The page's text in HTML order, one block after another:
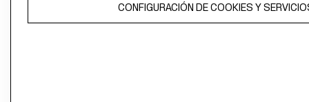
El contenido de esta página web está protegido por copyright y es
CONFIGURACIÓN DE COOKIES Y